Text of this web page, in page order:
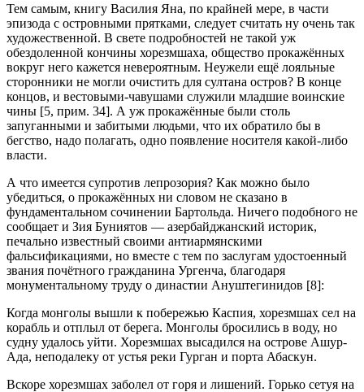
Тем самым, книгу Василия Яна, по крайней мере, в части
эпизода с островными прятками, следует считать ну очень так
художественной. В свете подробностей не такой уж
обездоленной кончины хорезмшаха, общество прокажённых
вокруг него кажется невероятным. Неужели ещё лояльные
сторонники не могли очистить для султана остров? В конце
концов, и вестовыми-чавушами служили младшие воинские
чины [5, прим. 34]. А уж прокажённые были столь
запуганными и забитыми людьми, что их обратило бы в
бегство, надо полагать, одно появление носителя какой-либо
власти.
А что имеется супротив лепрозория? Как можно было
убедиться, о прокажённых ни словом не сказано в
фундаментальном сочинении Бартольда. Ничего подобного не
сообщает и Зия Буниятов — азербайджанский историк,
печально известный своими антиармянскими
фальсификациями, но вместе с тем по заслугам удостоенный
звания почётного гражданина Ургенча, благодаря
монументальному труду о династии Ануштегинидов [8]:
Когда монголы вышли к побережью Каспия, хорезмшах сел на
корабль и отплыл от берега. Монголы бросились в воду, но
судну удалось уйти. Хорезмшах высадился на острове Ашур-
Ада, неподалеку от устья реки Гурган и порта Абаскун.
Вскоре хорезмшах заболел от горя и лишений. Горько сетуя на